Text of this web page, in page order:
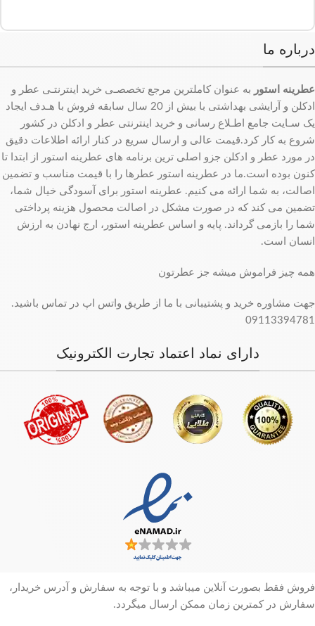
درباره ما
عطرینه استور به عنوان کاملترین مرجع تخصصـی خرید اینترنتـی عطر و
ادکلن و آرایشی بهداشتی با بیش از 20 سال سابقه فروش با هـدف ایجاد
یک سـایت جامع اطـلاع رسانی و خرید اینترنتی عطر و ادکلن در کشور
شروع به کار کرد.قیمت عالی و ارسال سریع در کنار ارائه اطلاعات دقیق
در مورد عطر و ادکلن جزو اصلی ترین برنامه های عطرینه استور از ابتدا تا
کنون بوده است.ما در عطرینه استور عطرها را با قیمت مناسب و تضمین
اصالت، به شما ارائه می کنیم. عطرینه استور برای آسودگی خیال شما،
تضمین می کند که در صورت مشکل در اصالت محصول هزینه پرداختی
شما را بازمی گرداند. پایه و اساس عطرینه استور، ارج نهادن به ارزش
انسان است.
همه چیز فراموش میشه جز عطرتون
جهت مشاوره خرید و پشتیبانی با ما از طریق واتس اپ در تماس باشید.
09113394781
دارای نماد اعتماد تجارت الکترونیک
فروش فقط بصورت آنلاین میباشد و با توجه به سفارش و آدرس خریدار،
سفارش در کمترین زمان ممکن ارسال میگردد.